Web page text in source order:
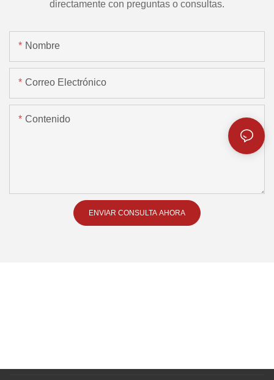
directamente con preguntas o consultas.
Nombre
Correo Electrónico
Contenido
ENVIAR CONSULTA AHORA